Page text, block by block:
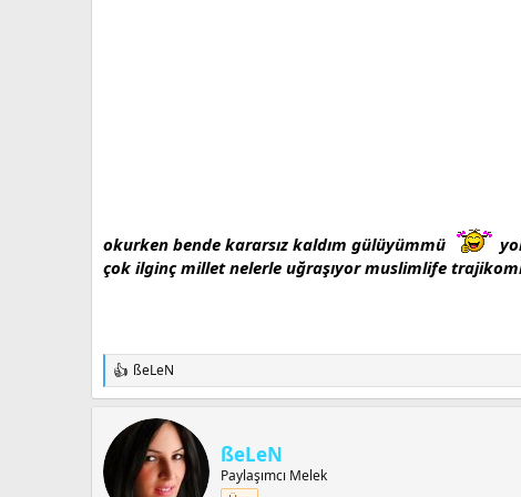
okurken bende kararsız kaldım gülüyümmü
çok ilginç millet nelerle uğraşıyor muslimlife
T
e
i
ßeLeN
ßeLeN
Paylaşımcı Melek